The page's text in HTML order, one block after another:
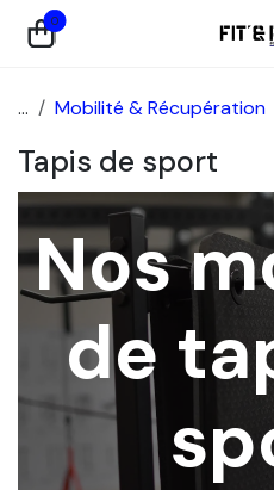
Se rendre au contenu
0
... Mobilité & Récupération
Tapis de sport
Nos
de